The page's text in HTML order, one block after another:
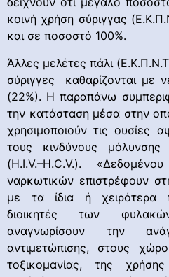
κοινή χρήση σύριγγας
και σε ποσοστό 100%.
Άλλες μελέτες πάλι
σύριγγες καθαρίζονται με
(22%). Η παραπάνω
την κατάσταση μέσα στην
χρησιμοποιούν τις ουσίες
τους κινδύνους
(H.I.V.–H.C.V.).
ναρκωτικών επιστρέφουν
με τα ίδια ή χειρότερα
διοικητές των
αναγνωρίσουν την
αντιμετώπισης, στους
τοξικομανίας, της